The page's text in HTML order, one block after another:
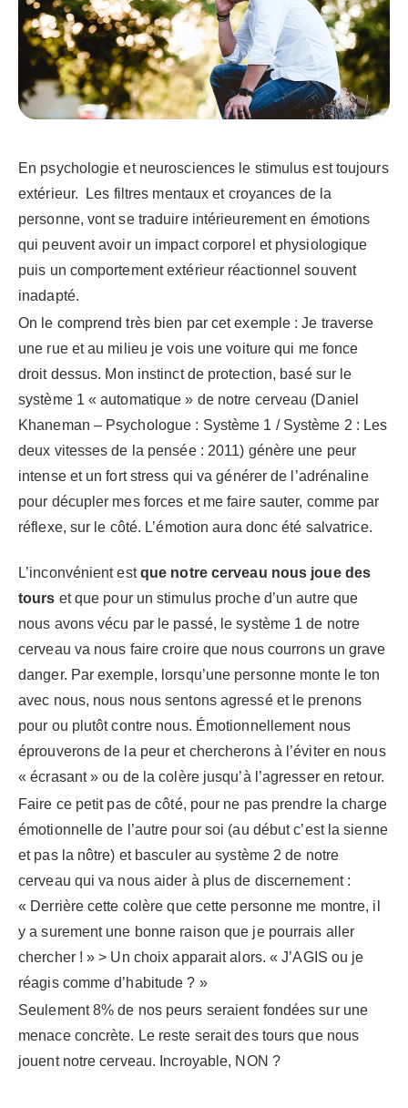
En psychologie et neurosciences le stimulus est toujours
extérieur. Les filtres mentaux et croyances de la
personne, vont se traduire intérieurement en émotions
qui peuvent avoir un impact corporel et physiologique
puis un comportement extérieur réactionnel souvent
inadapté.
On le comprend très bien par cet exemple : Je traverse
une rue et au milieu je vois une voiture qui me fonce
droit dessus. Mon instinct de protection, basé sur le
système 1 « automatique » de notre cerveau (Daniel
Khaneman – Psychologue : Système 1 / Système 2 : Les
deux vitesses de la pensée : 2011) génère une peur
intense et un fort stress qui va générer de l’adrénaline
pour décupler mes forces et me faire sauter, comme par
réflexe, sur le côté. L’émotion aura donc été salvatrice.
L’inconvénient estque notre cerveau nous joue des
tours et que pour un stimulus proche d’un autre que
nous avons vécu par le passé, le système 1 de notre
cerveau va nous faire croire que nous courrons un grave
danger. Par exemple, lorsqu’une personne monte le ton
avec nous, nous nous sentons agressé et le prenons
pour ou plutôt contre nous. Émotionnellement nous
éprouverons de la peur et chercherons à l’éviter en nous
« écrasant » ou de la colère jusqu’à l’agresser en retour.
Faire ce petit pas de côté, pour ne pas prendre la charge
émotionnelle de l’autre pour soi (au début c’est la sienne
et pas la nôtre) et basculer au système 2 de notre
cerveau qui va nous aider à plus de discernement :
« Derrière cette colère que cette personne me montre, il
y a surement une bonne raison que je pourrais aller
chercher ! » > Un choix apparait alors. « J’AGIS ou je
réagis comme d’habitude ? »
Seulement 8% de nos peurs seraient fondées sur une
menace concrète. Le reste serait des tours que nous
jouent notre cerveau. Incroyable, NON ?